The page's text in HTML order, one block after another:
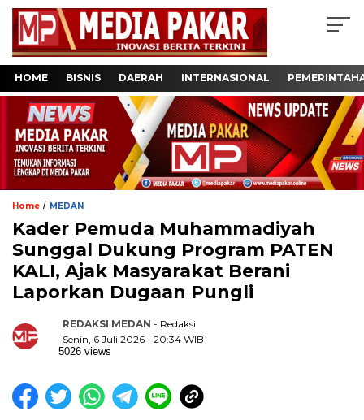
HOME BISNIS DAERAH INTERNASIONAL
Home / MEDAN
‎Kader Pemuda Muhammadiyah
Sunggal Dukung Program PATEN
KALI, Ajak Masyarakat Berani
Laporkan Dugaan Pungli
REDAKSI MEDAN - Redaksi
Senin, 6 Juli 2026 - 20:34 WIB
5026 views